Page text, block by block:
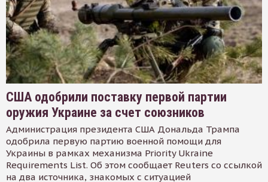
США одобрили поставку первой партии
оружия Украине за счет союзников
Администрация президента США Дональда Трампа
одобрила первую партию военной помощи для
Украины в рамках механизма Priority Ukraine
Requirements List. Об этом сообщает Reuters со ссылкой
на два источника, знакомых с ситуацией